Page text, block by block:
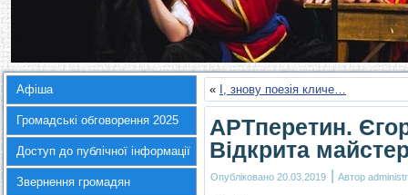
Афіша
Громадські обговорення 2025
Доступ до публічної інформації
Звернення громадян
« І, знову поезія кличе…
АРТперетин.
Відкрита
Опубліковано 20.03.2019 | Автор